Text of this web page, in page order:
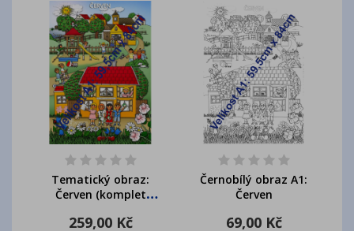
Tematický obraz:
Červen (komplet
259,00 Kč
Černobílý obraz A1:
Červen
69,00 Kč